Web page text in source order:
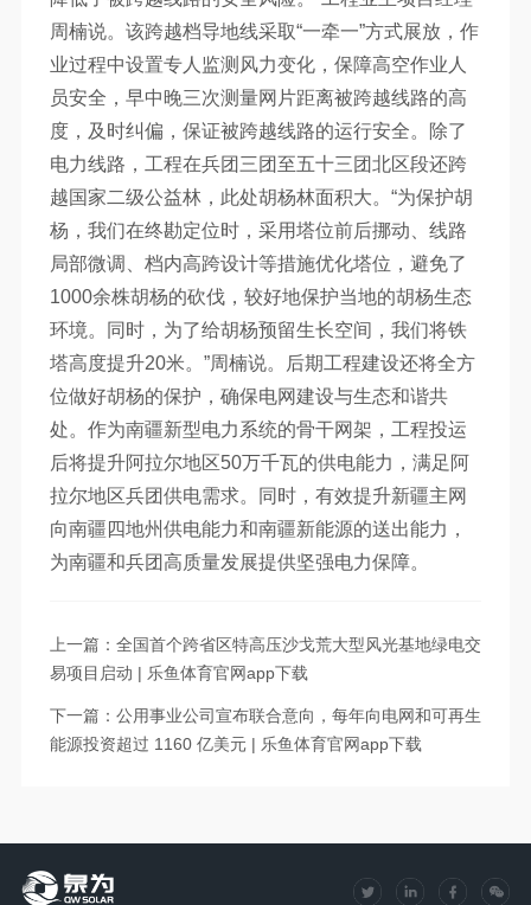
周楠说。该跨越档导地线采取“一牵一”方式展放，作
业过程中设置专人监测风力变化，保障高空作业人
员安全，早中晚三次测量网片距离被跨越线路的高
度，及时纠偏，保证被跨越线路的运行安全。除了
电力线路，工程在兵团三团至五十三团北区段还跨
越国家二级公益林，此处胡杨林面积大。“为保护胡
杨，我们在终勘定位时，采用塔位前后挪动、线路
局部微调、档内高跨设计等措施优化塔位，避免了
1000余株胡杨的砍伐，较好地保护当地的胡杨生态
环境。同时，为了给胡杨预留生长空间，我们将铁
塔高度提升20米。”周楠说。后期工程建设还将全方
位做好胡杨的保护，确保电网建设与生态和谐共
处。作为南疆新型电力系统的骨干网架，工程投运
后将提升阿拉尔地区50万千瓦的供电能力，满足阿
拉尔地区兵团供电需求。同时，有效提升新疆主网
向南疆四地州供电能力和南疆新能源的送出能力，
为南疆和兵团高质量发展提供坚强电力保障。
上一篇：全国首个跨省区特高压沙戈荒大型风光基地绿电交
易项目启动 | 乐鱼体育官网app下载
下一篇：公用事业公司宣布联合意向，每年向电网和可再生
能源投资超过 1160 亿美元 | 乐鱼体育官网app下载